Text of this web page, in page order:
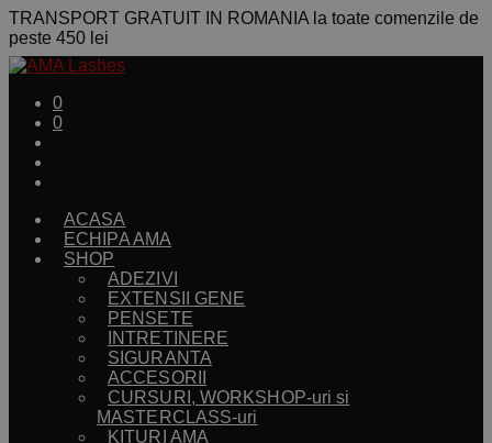
TRANSPORT GRATUIT IN ROMANIA la toate comenzile de
peste 450 lei
0
0
ACASA
ECHIPA AMA
SHOP
ADEZIVI
EXTENSII GENE
PENSETE
INTRETINERE
SIGURANTA
ACCESORII
CURSURI, WORKSHOP-uri si
MASTERCLASS-uri
KITURI AMA